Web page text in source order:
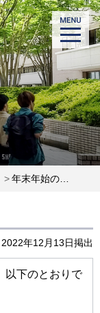
>年末年始の一斉休業のお知らせ
2022年12月13日掲出
以下のとおりで